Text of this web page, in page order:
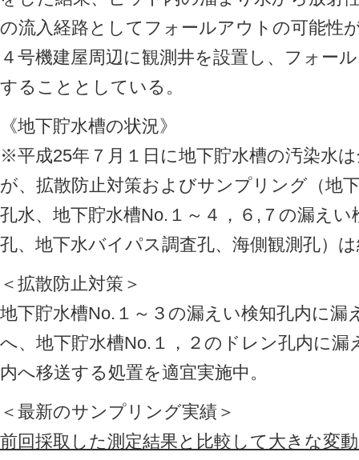
の流入経路としてフォールアウトの可能性
４号機建屋周辺に観測井を設置し、フォー
することとしている。
《地下貯水槽の状況》
※平成25年７月１日に地下貯水槽の汚染水
が、拡散防止対策およびサンプリング（地
孔水、地下貯水槽No.１～４，６,７の漏え
孔、地下水バイパス調査孔、海側観測孔）
＜拡散防止対策＞
地下貯水槽No.１～３の漏えい検知孔内に
へ、地下貯水槽No.１，２のドレン孔内に漏
内へ移送する処置を適宜実施中。
＜最新のサンプリング実績＞
前回採取した測定結果と比較して大きな変